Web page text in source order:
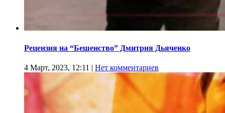
Рецензия на “Бешенство” Дмитрия Дьяченко
4 Март, 2023, 12:11 | Нет комментариев